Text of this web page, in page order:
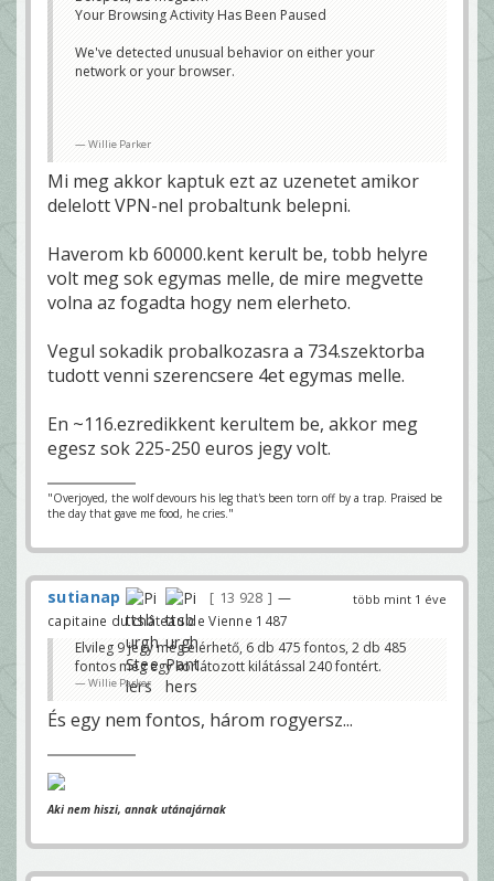
Your Browsing Activity Has Been Paused
We've detected unusual behavior on either your
network or your browser.
Willie Parker
Mi meg akkor kaptuk ezt az uzenetet amikor
delelott VPN-nel probaltunk belepni.
Haverom kb 60000.kent kerult be, tobb helyre
volt meg sok egymas melle, de mire megvette
volna az fogadta hogy nem elerheto.
Vegul sokadik probalkozasra a 734.szektorba
tudott venni szerencsere 4et egymas melle.
En ~116.ezredikkent kerultem be, akkor meg
egesz sok 225-250 euros jegy volt.
"Overjoyed, the wolf devours his leg that's been torn off by a trap. Praised be
the day that gave me food, he cries."
több mint 1 éve
sutianap 13 928
—
capitaine du château de Vienne 1487
Elvileg 9 jegy még elérhető, 6 db 475 fontos, 2 db 485
fontos meg egy korlátozott kilátással 240 fontért.
Willie Parker
És egy nem fontos, három rogyersz...
Aki nem hiszi, annak utánajárnak